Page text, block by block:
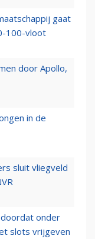
gaat
100-vloot
door Apollo,
in de
sluit vliegveld
onder
slots vrijgeven